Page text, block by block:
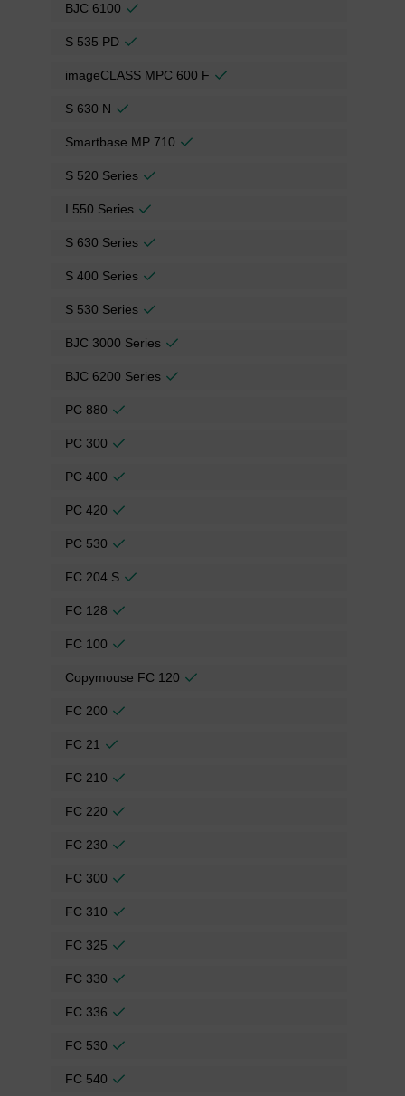
BJC 6100
S 535 PD
imageCLASS MPC 600 F
S 630 N
Smartbase MP 710
S 520 Series
I 550 Series
S 630 Series
S 400 Series
S 530 Series
BJC 3000 Series
BJC 6200 Series
PC 880
PC 300
PC 400
PC 420
PC 530
FC 204 S
FC 128
FC 100
Copymouse FC 120
FC 200
FC 21
FC 210
FC 220
FC 230
FC 300
FC 310
FC 325
FC 330
FC 336
FC 530
FC 540